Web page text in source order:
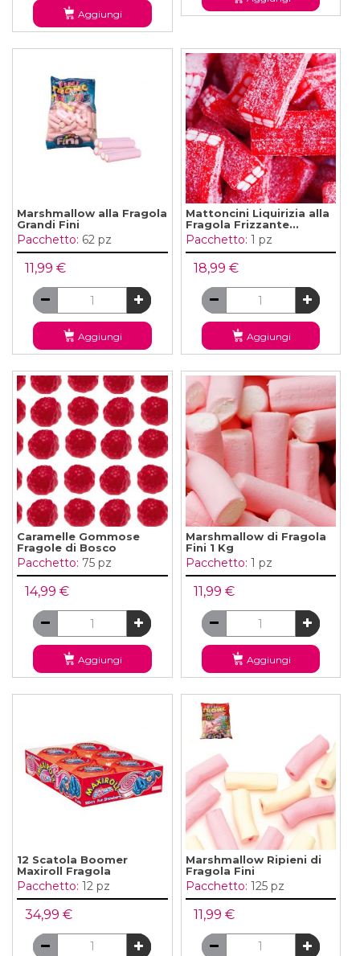
Aggiungi
Marshmallow alla Fragola
Grandi Fini
Pacchetto: 62 pz
11,99 €
Aggiungi
Mattoncini Liquirizia alla
Fragola Frizzante...
Pacchetto: 1 pz
18,99 €
Aggiungi
Caramelle Gommose
Fragole di Bosco
Pacchetto: 75 pz
14,99 €
Aggiungi
Marshmallow di Fragola
Fini 1 Kg
Pacchetto: 1 pz
11,99 €
Aggiungi
12 Scatola Boomer
Maxiroll Fragola
Pacchetto: 12 pz
34,99 €
Marshmallow Ripieni di
Fragola Fini
Pacchetto: 125 pz
11,99 €